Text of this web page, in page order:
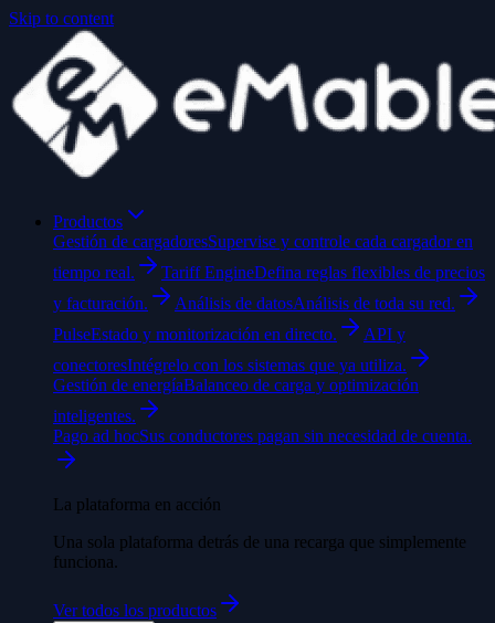
Skip to content
Productos
Gestión de cargadoresSupervise y controle cada cargador en
tiempo real.
Tariff EngineDefina reglas flexibles de precios
y facturación.
Análisis de datosAnálisis de toda su red.
PulseEstado y monitorización en directo.
API y
conectoresIntégrelo con los sistemas que ya utiliza.
Gestión de energíaBalanceo de carga y optimización
inteligentes.
Pago ad hocSus conductores pagan sin necesidad de cuenta.
La plataforma en acción
Una sola plataforma detrás de una recarga que simplemente
funciona.
Ver todos los productos